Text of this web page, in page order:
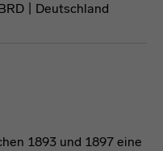
| Deutschland
1893 und 1897 eine